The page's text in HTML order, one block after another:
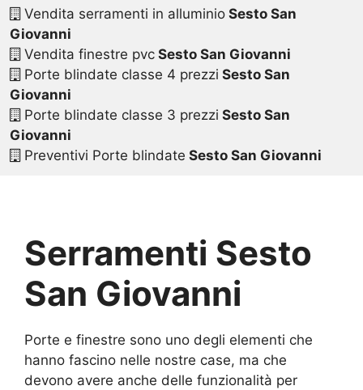
Vendita serramenti in alluminioSesto San
Giovanni
Vendita finestre pvcSesto San Giovanni
Porte blindate classe 4 prezzi Sesto San
Giovanni
Porte blindate classe 3 prezzi Sesto San
Giovanni
Preventivi Porte blindate Sesto San Giovanni
Serramenti Sesto
San Giovanni
Porte e finestre sono uno degli elementi che
hanno fascino nelle nostre case, ma che
devono avere anche delle funzionalità per